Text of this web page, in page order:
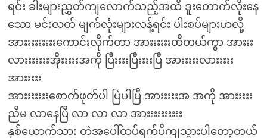
ရင်း ခါးများညွှတ်ကျလောက်သည့်အထိ ဒူးတောက်လိုးနေ
သော မင်းလတ် မျက်လုံးများလန့်ရင်း ပါးစပ်များဟလို့
အားးးးးးးးးကောင်းလိုက်တာ အားးးးးးထိတယ်ကွာ အားးး
လားးးးးးးအိုးးးးးအကို ပြီးးးးပြီးးးးပြီ အားးးးးလားးးးး
အားးးးး
အားးးးးးးစောက်ဖုတ်ပါ ပြဲပါပြီ အားးးးးအ အကို အားးးးး
ညီမ လာနေပြီ လာ လာ လာ အားးးးးးးးးး
နှစ်ယောက်သား တဲအပေါ်ထပ်ရက်ပိကျသွားပါတော့တယ်